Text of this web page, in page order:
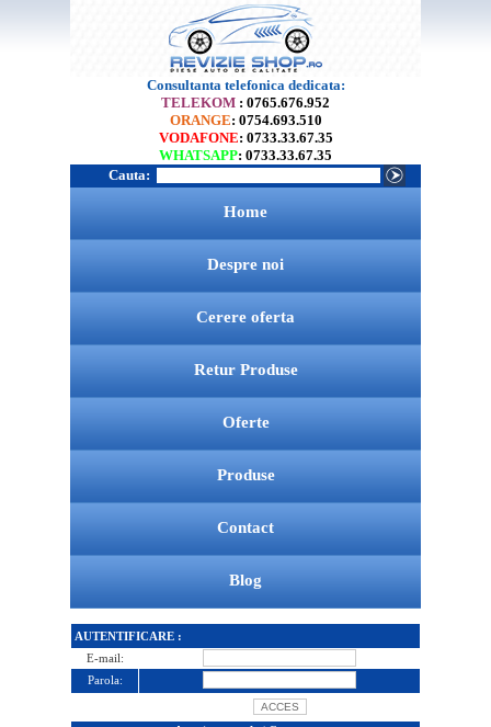
Consultanta telefonica dedicata:
TELEKOM : 0765.676.952
ORANGE: 0754.693.510
VODAFONE: 0733.33.67.35
WHATSAPP: 0733.33.67.35
Cauta:
Home
Despre noi
Cerere oferta
Retur Produse
Oferte
Produse
Contact
Blog
AUTENTIFICARE :
E-mail:
Parola: